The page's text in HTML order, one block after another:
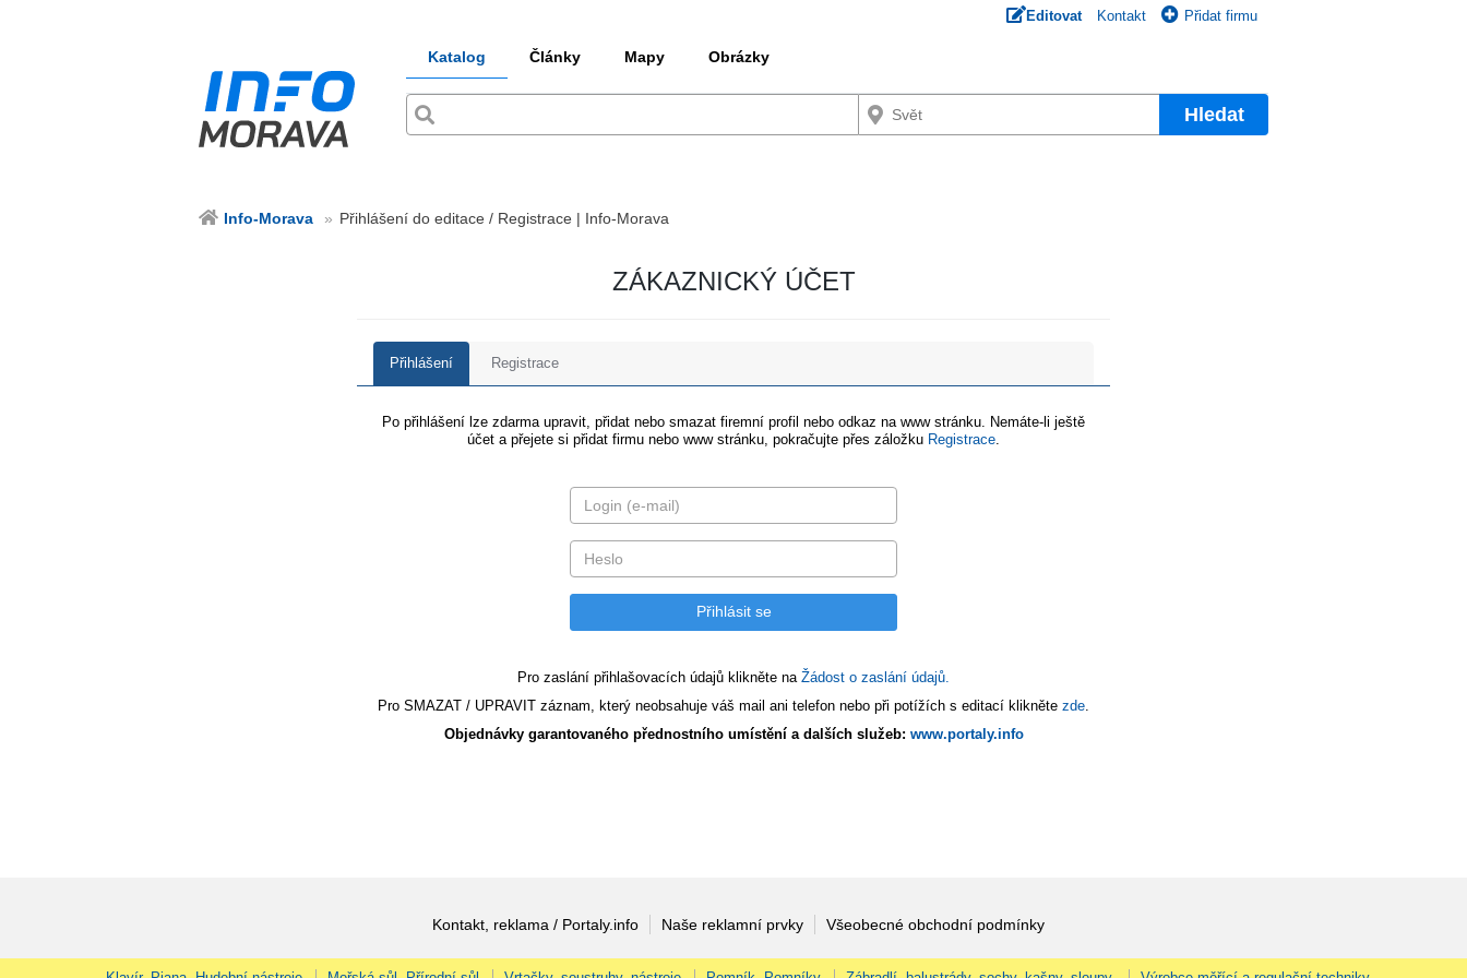
Editovat Kontakt Přidat firmu
Katalog Články Mapy Obrázky
Hledat
Info-Morava Přihlášení do editace / Registrace | Info-Morava
ZÁKAZNICKÝ ÚČET
Přihlášení Registrace
Po přihlášení lze zdarma upravit, přidat nebo smazat firemní profil nebo odkaz na www stránku. Nemáte-li ještě
účet a přejete si přidat firmu nebo www stránku, pokračujte přes záložku Registrace
Pro zaslání přihlašovacích údajů klikněte na Žádost o zaslání údajů.
Pro SMAZAT / UPRAVIT záznam, který neobsahuje váš mail ani telefon nebo při potížích s editací klikněte zde
Objednávky garantovaného přednostního umístění a dalších služeb: www.portaly.info
Kontakt, reklama / Portaly.info Naše reklamní prvky Všeobecné obchodní podmínky